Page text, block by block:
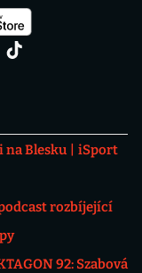
na Blesku
iSport
rozbíjející
92: Szabová